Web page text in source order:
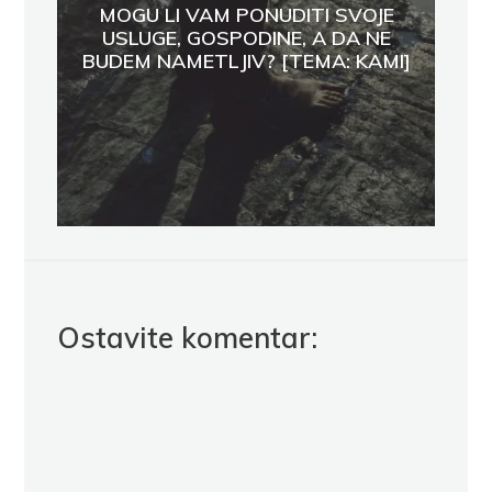
MOGU LI VAM PONUDITI SVOJE
USLUGE, GOSPODINE, A DA NE
BUDEM NAMETLJIV? [TEMA: KAMI]
Ostavite komentar: